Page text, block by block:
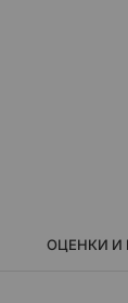
ОЦЕНКИ И